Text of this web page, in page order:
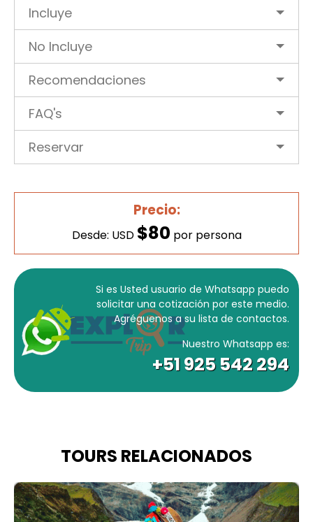
Incluye
No Incluye
Recomendaciones
FAQ's
Reservar
Precio:
Desde: USD $80 por persona
Si es Usted usuario de Whatsapp puedo
solicitar una cotización por este medio.
Agréguenos a su lista de contactos.
Nuestro Whatsapp es:
+51 925 542 294
TOURS RELACIONADOS